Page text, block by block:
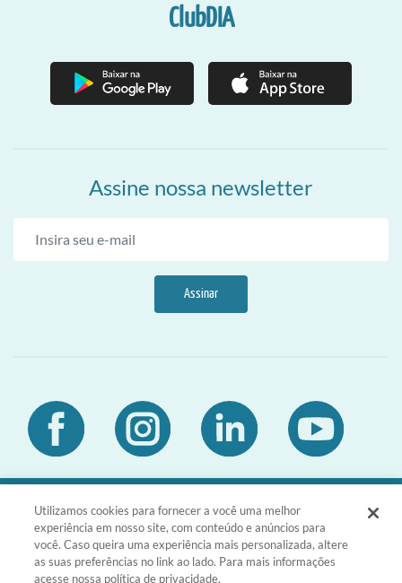
ClubDIA
Assine nossa newsletter
Assinar
DIA Brasil Sociedade LTDA | CNPJ
03.476.811/0001-51 | Rua da Consolação,
1601 - Consolação - São Paulo - SP -
CEP 01301-100
Utilizamos cookies para fornecer a você uma melhor
experiência em nosso site, com conteúdo e anúncios para
você. Caso queira uma experiência mais personalizada, altere
as suas preferências no link ao lado. Para mais informações
acesse nossa política de privacidade.